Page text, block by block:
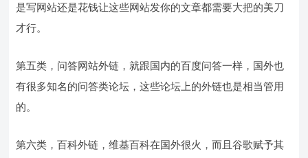
是写网站还是花钱让这些网站发你的文章都需要大把的美刀
才行。
第五类，问答网站外链，就跟国内的百度问答一样，国外也
有很多知名的问答类论坛，这些论坛上的外链也是相当管用
的。
第六类，百科外链，维基百科在国外很火，而且谷歌赋予其